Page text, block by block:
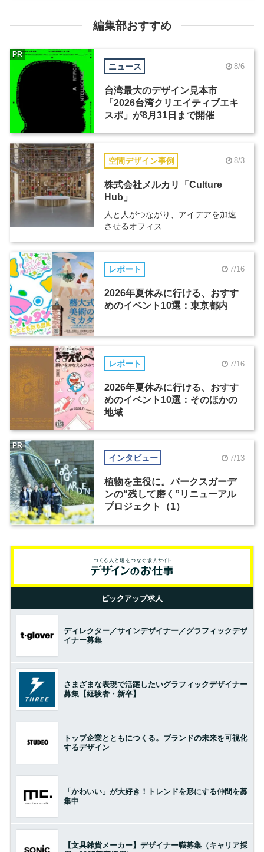
編集部おすすめ
ニュース 8/6
台湾最大のデザイン見本市
「2026台湾クリエイティブエキ
スポ」が8月31日まで開催
PR
空間デザイン事例 8/3
株式会社メルカリ「Culture
Hub」
人と人がつながり、アイデアを加速
させるオフィス
レポート 7/16
2026年夏休みに行ける、おすす
めのイベント10選：東京都内
レポート 7/16
2026年夏休みに行ける、おすす
めのイベント10選：そのほかの
地域
インタビュー 7/13
植物を主役に。パークスガーデ
ンの“残して磨く”リニューアル
プロジェクト（1）
PR
ピックアップ求人
ディレクター／サインデザイナー／グラフィックデザ
イナー募集
さまざまな表現で活躍したいグラフィックデザイナー
募集【経験者・新卒】
トップ企業とともにつくる。ブランドの未来を可視化
するデザイン
「かわいい」が大好き！トレンドを形にする仲間を募
集中
【文具雑貨メーカー】デザイナー職募集（キャリア採